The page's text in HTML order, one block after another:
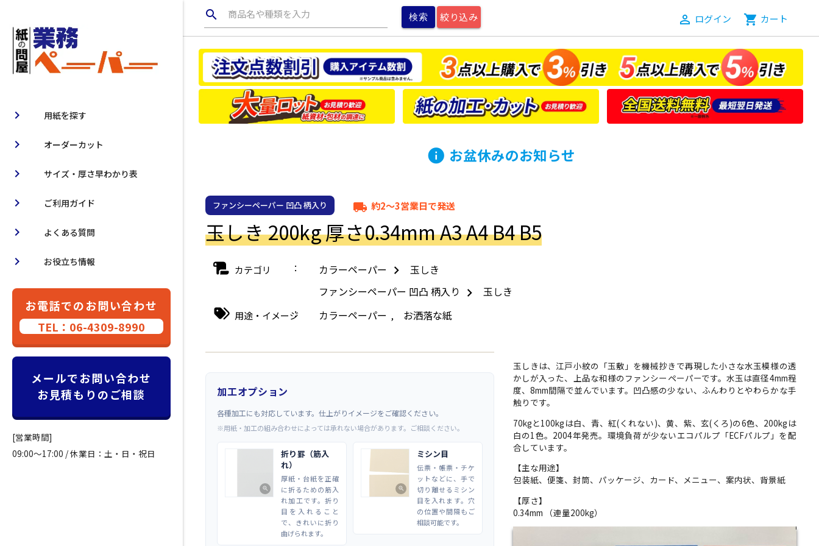
用紙を探す
chevron_right
オーダーカット
chevron_right
サイズ・厚さ早わかり表
chevron_right
ご利用ガイド
chevron_right
よくある質問
chevron_right
お役立ち情報
chevron_right
お電話でのお問い合わせ
TEL：06-4309-8990
メールでお問い合わせ
お見積もりのご相談
[営業時間]
09:00～17:00 / 休業日：土・日・祝日
search 商品名や種類を入力 絞り込み person_outline ログイン shopping_cart カート
info お盆休みのお知らせ
ファンシーペーパー 凹凸 柄入り local_shipping 約2～3営業日で発送
玉しき 200kg 厚さ0.34mm A3 A4 B4 B5
カテゴリ カラーペーパー
玉しき
ファンシーペーパー 凹凸 柄入り
玉しき
用途・イメージ カラーペーパー , お洒落な紙
加工オプション
各種加工にも対応しています。仕上がりイメージをご確認ください。
※用紙・加工の組み合わせによっては承れない場合があります。ご相談ください。
zoom_in
折り罫（筋入
れ）
厚紙・台紙を正確
に折るための筋入
れ加工です。折り
目を入れること
で、きれいに折り
曲げられます。
zoom_in
ミシン目
伝票・帳票・チケ
ットなどに、手で
切り離せるミシン
目を入れます。穴
の位置や間隔もご
相談可能です。
玉しきは、江戸小紋の「玉敷」を機械抄きで再現した小さな水玉模様の透
かしが入った、上品な和様のファンシーペーパーです。水玉は直径4mm程
度、8mm間隔で並んでいます。凹凸感の少ない、ふんわりとやわらかな手
触りです。
70kgと100kgは白、青、紅(くれない)、黄、紫、玄(くろ)の6色、200kgは
白の1色。2004年発売。環境負荷が少ないエコパルプ「ECFパルプ」を配
合しています。
【主な用途】
包装紙、便箋、封筒、パッケージ、カード、メニュー、案内状、背景紙
【厚さ】
0.34mm （連量200kg）